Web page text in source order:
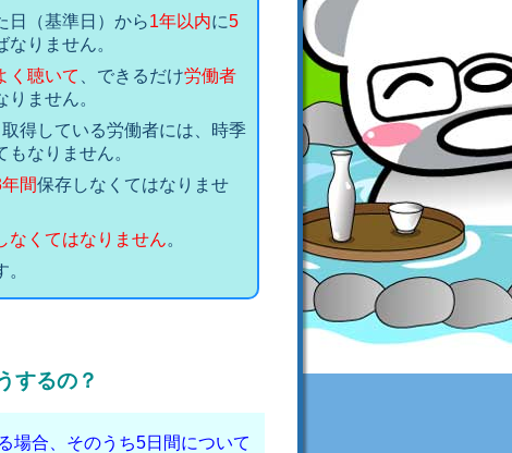
日（基準日）から1年以内に5
なりません。
く聴いて 、できるだけ労働者
ません。
得している労働者には、時季
なりません。
間保存しなくてはなりませ
なくてはなりません。
するの？
場合、そのうち5日間について